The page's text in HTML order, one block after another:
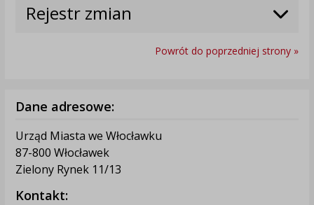
Rejestr zmian
Powrót do poprzedniej strony »
Dane adresowe:
Urząd Miasta we Włocławku
87-800 Włocławek
Zielony Rynek 11/13
Kontakt: